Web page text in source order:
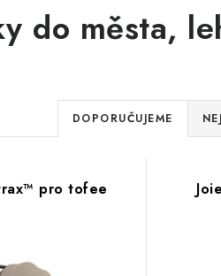
do města,
Ř
a
z
DOPORUČUJEME
pro tofee